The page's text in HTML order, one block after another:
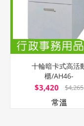
十輪暗卡式高活
櫃/AH46-
3/W40xD60xH65cm/
$3,420 $4,265
常溫